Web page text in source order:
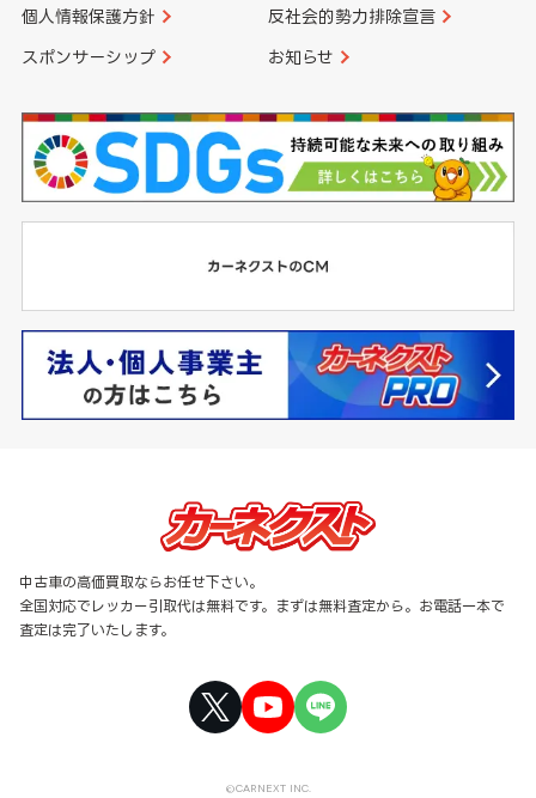
個人情報保護方針 反社会的勢力排除宣言
スポンサーシップ お知らせ
中古車の高価買取ならお任せ下さい。
全国対応でレッカー引取代は無料です。まずは無料査定から。お電話一本で
査定は完了いたします。
©CARNEXT INC.